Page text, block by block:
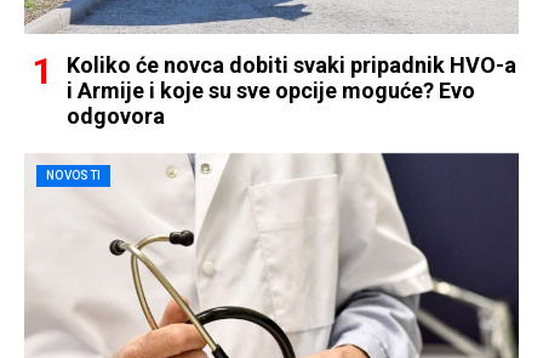
Koliko će novca dobiti svaki pripadnik HVO-a
i Armije i koje su sve opcije moguće? Evo
odgovora
NOVOSTI